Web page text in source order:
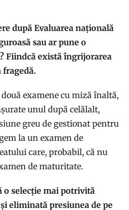
după Evaluarea națională
sau ar pune o
Fiindcă există îngrijorarea
fragedă.
examene cu miză înaltă,
unul după celălalt,
greu de gestionat pentru
la un examen de
care, probabil, că nu
de maturitate.
o selecție mai potrivită
eliminată presiunea de pe